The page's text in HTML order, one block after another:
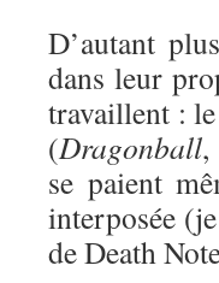
D’autant
dans leur
travaillent : le
(Dragonball,
se paient
interposée
de Death